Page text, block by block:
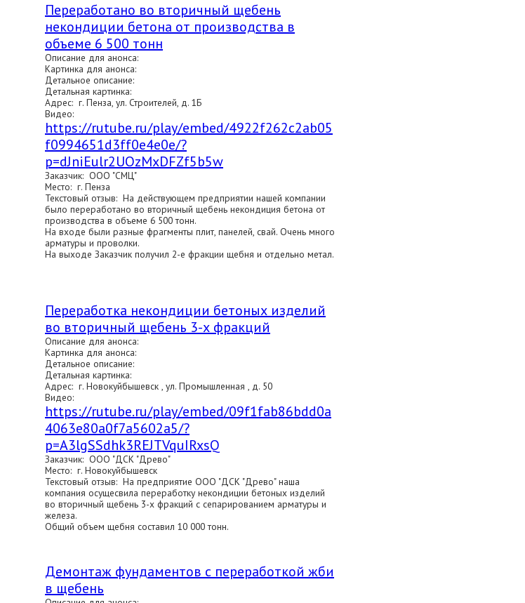
Переработано во вторичный щебень
некондиции бетона от производства в
объеме 6 500 тонн
Описание для анонса:
Картинка для анонса:
Детальное описание:
Детальная картинка:
Адрес: г. Пенза, ул. Строителей, д. 1Б
Видео:
https://rutube.ru/play/embed/4922f262c2ab05
f0994651d3ff0e4e0e/?
p=dJniEulr2UOzMxDFZf5b5w
Заказчик: ООО "СМЦ"
Место: г. Пенза
Текстовый отзыв: На действующем предприятии нашей компании
было переработано во вторичный щебень некондиция бетона от
производства в объеме 6 500 тонн.
На входе были разные фрагменты плит, панелей, свай. Очень много
арматуры и проволки.
На выходе Заказчик получил 2-е фракции щебня и отдельно метал.
Переработка некондиции бетоных изделий
во вторичный щебень 3-х фракций
Описание для анонса:
Картинка для анонса:
Детальное описание:
Детальная картинка:
Адрес: г. Новокуйбышевск , ул. Промышленная , д. 50
Видео:
https://rutube.ru/play/embed/09f1fab86bdd0a
4063e80a0f7a5602a5/?
p=A3lgSSdhk3REJTVquIRxsQ
Заказчик: ООО "ДСК "Древо"
Место: г. Новокуйбышевск
Текстовый отзыв: На предприятие ООО "ДСК "Древо" наша
компания осущесвила переработку некондиции бетоных изделий
во вторичный щебень 3-х фракций с сепарированием арматуры и
железа.
Общий объем щебня составил 10 000 тонн.
Демонтаж фундаментов с переработкой жби
в щебень